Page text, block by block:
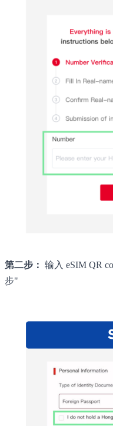
第二步： 输入 eSIM QR
步"